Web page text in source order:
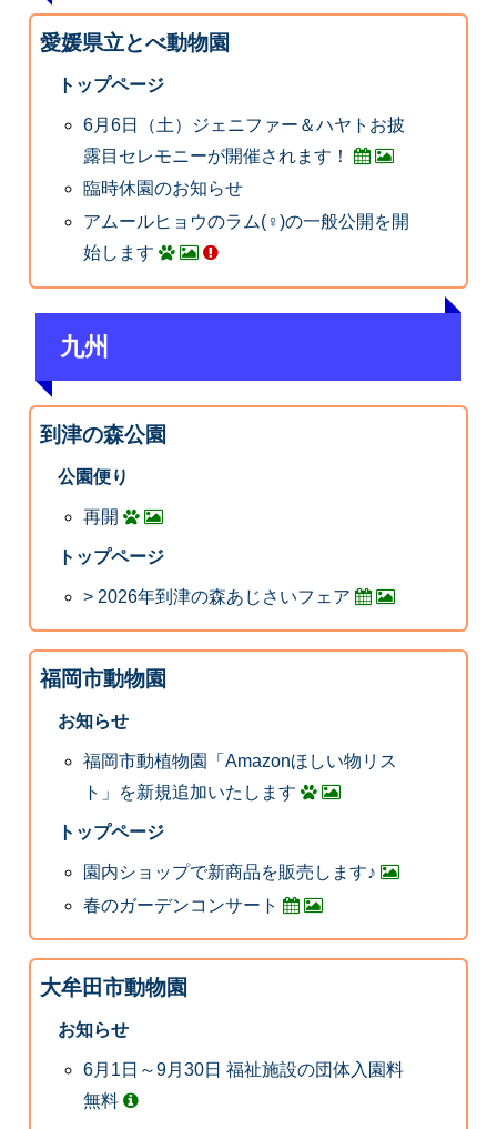
愛媛県立とべ動物園
トップページ
6月6日（土）ジェニファー＆ハヤトお披
露目セレモニーが開催されます！
臨時休園のお知らせ
アムールヒョウのラム(♀)の一般公開を開
始します
九州
到津の森公園
公園便り
再開
トップページ
> 2026年到津の森あじさいフェア
福岡市動物園
お知らせ
福岡市動植物園「Amazonほしい物リス
ト」を新規追加いたします
トップページ
園内ショップで新商品を販売します♪
春のガーデンコンサート
大牟田市動物園
お知らせ
6月1日～9月30日 福祉施設の団体入園料
無料